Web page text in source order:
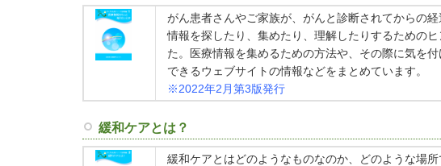
がん患者さんやご家族が、がんと診断されてからの
情報を探したり、集めたり、理解したりするための
た。医療情報を集めるための方法や、その際に気を
できるウェブサイトの情報などをまとめています。
※2022年2月第3版発行
緩和ケアとは？
緩和ケアとはどのようなものなのか、どのような場